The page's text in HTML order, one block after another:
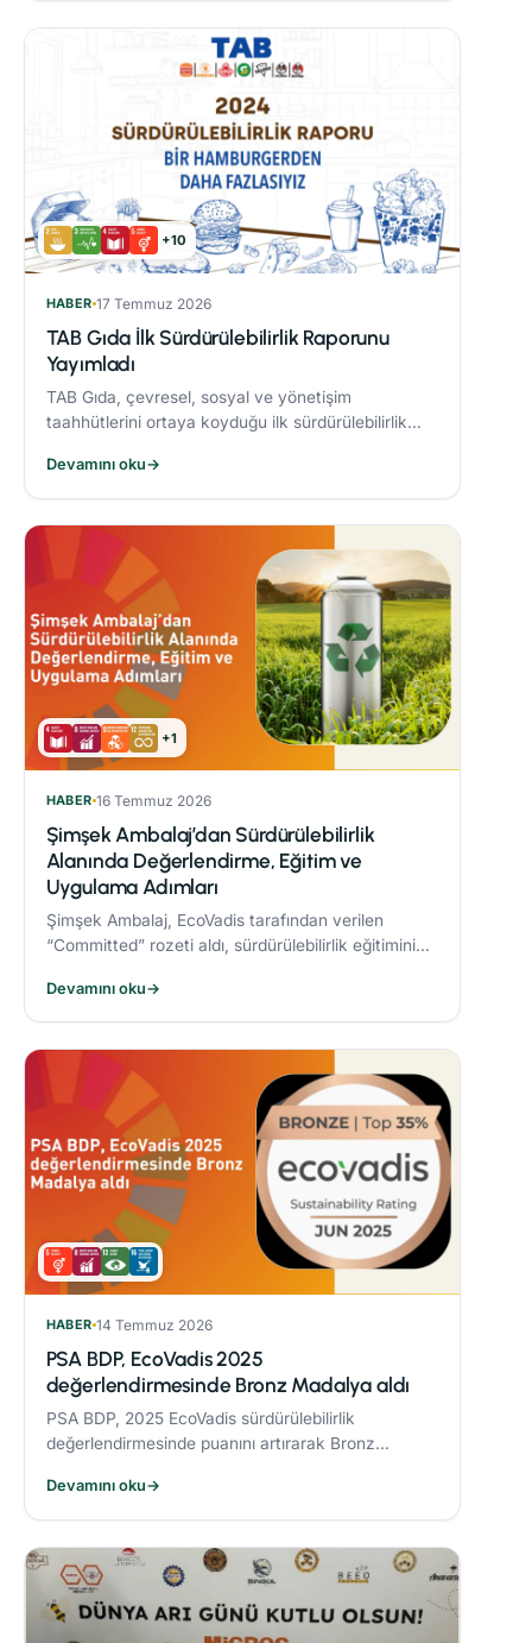
+10
HABER 17 Temmuz 2026
TAB Gıda İlk Sürdürülebilirlik Raporunu
Yayımladı
TAB Gıda, çevresel, sosyal ve yönetişim
taahhütlerini ortaya koyduğu ilk sürdürülebilirlik
olan bağlılığını ortaya koydu.
Devamını oku→
+1
HABER 16 Temmuz 2026
Şimşek Ambalaj’dan Sürdürülebilirlik
Alanında Değerlendirme, Eğitim ve
Uygulama Adımları
Şimşek Ambalaj, EcoVadis tarafından verilen
“Committed” rozeti aldı, sürdürülebilirlik eğitimini
Responsible® Faz-1 sürecini tamamlayarak
ambalaj sektöründe bir ilke imza attı.
Devamını oku→
HABER 14 Temmuz 2026
PSA BDP, EcoVadis 2025
değerlendirmesinde Bronz Madalya aldı
PSA BDP, 2025 EcoVadis sürdürülebilirlik
değerlendirmesinde puanını artırarak Bronz
seviyesine yükseldi ve karbon yönetiminde
‘Leader’ kategorisine yerleşti.
Devamını oku→